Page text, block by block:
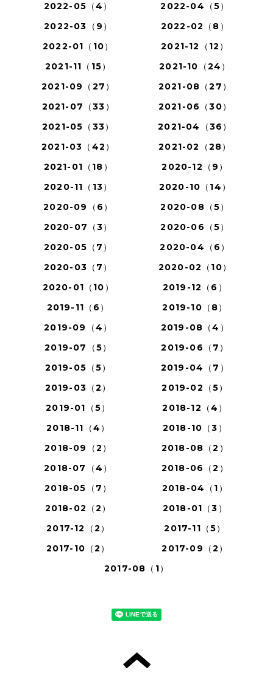
2022-05（4）
2022-04（5）
2022-03（9）
2022-02（8）
2022-01（10）
2021-12（12）
2021-11（15）
2021-10（24）
2021-09（27）
2021-08（27）
2021-07（33）
2021-06（30）
2021-05（33）
2021-04（36）
2021-03（42）
2021-02（28）
2021-01（18）
2020-12（9）
2020-11（13）
2020-10（14）
2020-09（6）
2020-08（5）
2020-07（3）
2020-06（5）
2020-05（7）
2020-04（6）
2020-03（7）
2020-02（10）
2020-01（10）
2019-12（6）
2019-11（6）
2019-10（8）
2019-09（4）
2019-08（4）
2019-07（5）
2019-06（7）
2019-05（5）
2019-04（7）
2019-03（2）
2019-02（5）
2019-01（5）
2018-12（4）
2018-11（4）
2018-10（3）
2018-09（2）
2018-08（2）
2018-07（4）
2018-06（2）
2018-05（7）
2018-04（1）
2018-02（2）
2018-01（3）
2017-12（2）
2017-11（5）
2017-10（2）
2017-09（2）
2017-08（1）